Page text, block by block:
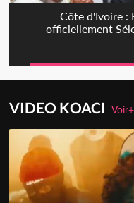
Côte d'Ivoire :
officiellement
VIDEO KOACIVoir+